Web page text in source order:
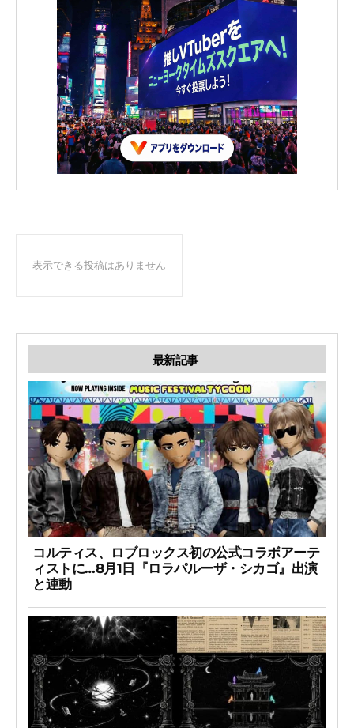
表示できる投稿はありません
最新記事
コルティス、ロブロックス初の公式コラボアーテ
ィストに…8月1日『ロラパルーザ・シカゴ』出演
と連動